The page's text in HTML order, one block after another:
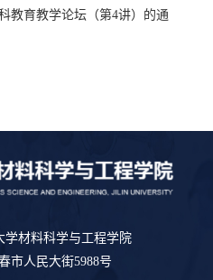
教育教学论坛（第4讲）的通
材料科学与工程学院
市人民大街5988号